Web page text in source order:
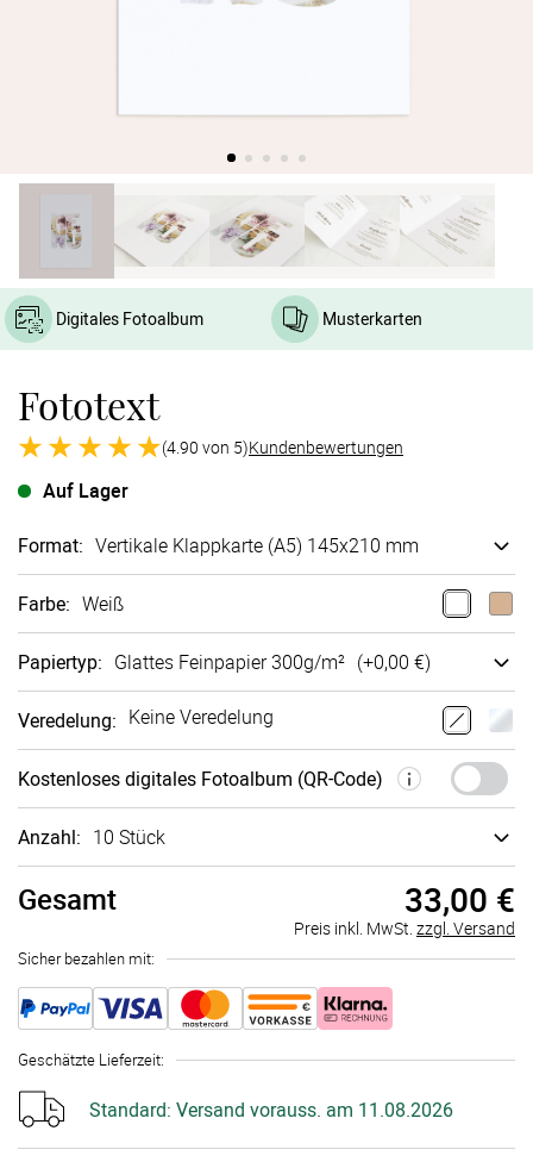
Digitales Fotoalbum Musterkarten
Fototext
(4.90 von 5)Kundenbewertungen
Auf Lager
Format: Vertikale Klappkarte (A5) 145x210 mm
Farbe: Weiß
Papiertyp: Glattes Fein­papier 300g/m² (+0,00 €)
Veredelung: Keine Veredelung
Kostenloses digitales Fotoalbum (QR-Code)
Anzahl: 10 Stück
Gesamt 33,00 €
Preis inkl. MwSt. zzgl. Versand
Sicher bezahlen mit:
Geschätzte Lieferzeit:
Standard: Versand vorauss. am 11.08.2026